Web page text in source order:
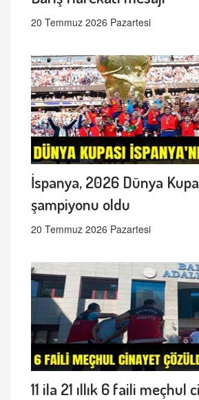
20 Temmuz 2026 Pazartesi
İspanya, 2026 Dünya
şampiyonu oldu
20 Temmuz 2026 Pazartesi
11 ila 21 ıllık 6 faili meçhul